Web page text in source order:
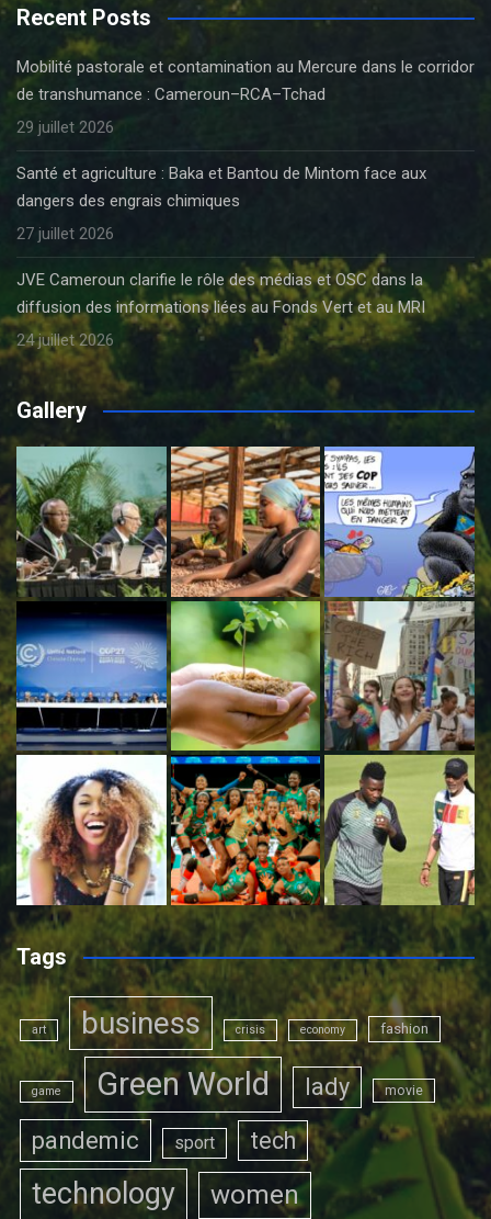
Recent Posts
Mobilité pastorale et contamination au Mercure dans le corridor
de transhumance : Cameroun–RCA–Tchad
29 juillet 2026
Santé et agriculture : Baka et Bantou de Mintom face aux
dangers des engrais chimiques
27 juillet 2026
JVE Cameroun clarifie le rôle des médias et OSC dans la
diffusion des informations liées au Fonds Vert et au MRI
24 juillet 2026
Gallery
Tags
art business crisis economy fashion
game Green World lady movie
pandemic sport tech
technology women